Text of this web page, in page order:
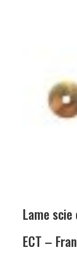
Lame
ECT –